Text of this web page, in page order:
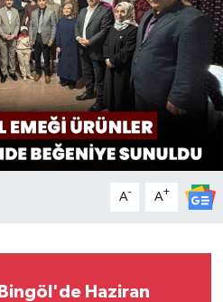
A- A+
Bingöl'de Haziran